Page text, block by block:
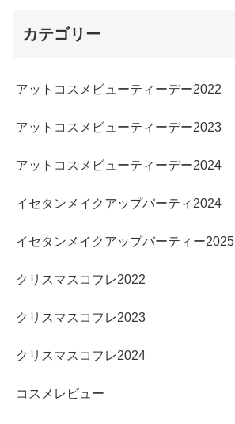
カテゴリー
アットコスメビューティーデー2022
アットコスメビューティーデー2023
アットコスメビューティーデー2024
イセタンメイクアップパーティ2024
イセタンメイクアップパーティー2025
クリスマスコフレ2022
クリスマスコフレ2023
クリスマスコフレ2024
コスメレビュー